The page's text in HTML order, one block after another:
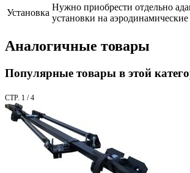
Установка
Нужно приобрести отдельно
установки на аэродинамические
Аналогичные товары
Популярные товары в этой
СТР. 1 / 4